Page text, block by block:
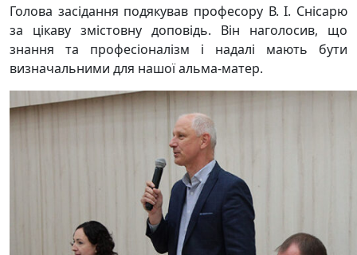
Голова засідання подякував професору В. І. Снісарю
за цікаву змістовну доповідь. Він наголосив, що
знання та професіоналізм і надалі мають бути
визначальними для нашої альма-матер.